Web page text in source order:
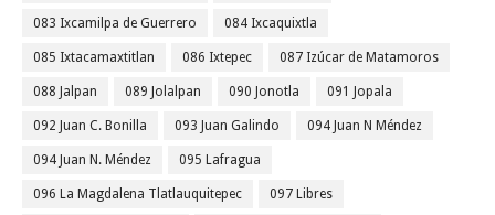
083 Ixcamilpa de Guerrero 084 Ixcaquixtla
085 Ixtacamaxtitlan 086 Ixtepec 087 Izúcar de Matamoros
088 Jalpan 089 Jolalpan 090 Jonotla 091 Jopala
092 Juan C. Bonilla 093 Juan Galindo 094 Juan N Méndez
094 Juan N. Méndez 095 Lafragua
096 La Magdalena Tlatlauquitepec 097 Libres